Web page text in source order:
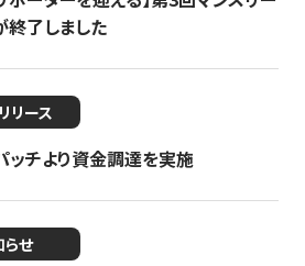
了しました
リース
ッチより資金調達を実施
らせ